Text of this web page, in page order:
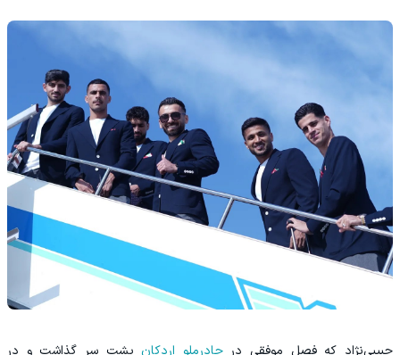
حبیبی‌نژاد که فصل موفقی درچادرملو اردکانپشت سر گذاشت و در